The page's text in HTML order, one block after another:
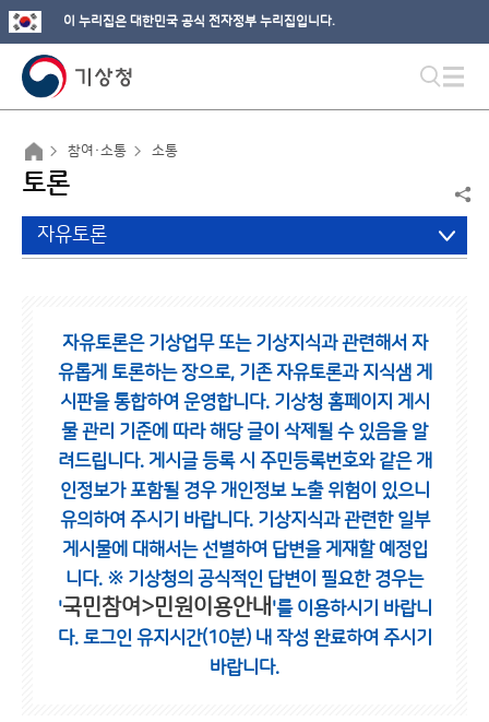
이 누리집은 대한민국 공식 전자정부 누리집입니다.
참여·소통 소통
토론
자유토론
자유토론은 기상업무 또는 기상지식과 관련해서 자
유롭게 토론하는 장으로, 기존 자유토론과 지식샘 게
시판을 통합하여 운영합니다. 기상청 홈페이지 게시
물 관리 기준에 따라 해당 글이 삭제될 수 있음을 알
려드립니다. 게시글 등록 시 주민등록번호와 같은 개
인정보가 포함될 경우 개인정보 노출 위험이 있으니
유의하여 주시기 바랍니다. 기상지식과 관련한 일부
게시물에 대해서는 선별하여 답변을 게재할 예정입
니다. ※ 기상청의 공식적인 답변이 필요한 경우는
'국민참여>민원이용안내 '를 이용하시기 바랍니
다. 로그인 유지시간(10분) 내 작성 완료하여 주시기
바랍니다.